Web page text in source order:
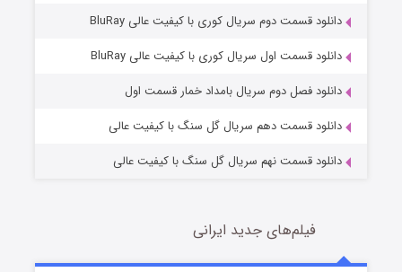
وستی ها
قسمت1 (زیرنویس) منتشر شد
دانلود قسمت دوم سریال کوری با کیفیت عالی BluRay
دانلود قسمت اول سریال کوری با کیفیت عالی BluRay
دانلود فصل دوم سریال بامداد خمار قسمت اول
دانلود قسمت دهم سریال گل سنگ با کیفیت عالی
دانلود قسمت نهم سریال گل سنگ با کیفیت عالی
فیلم‌های جدید ایرانی